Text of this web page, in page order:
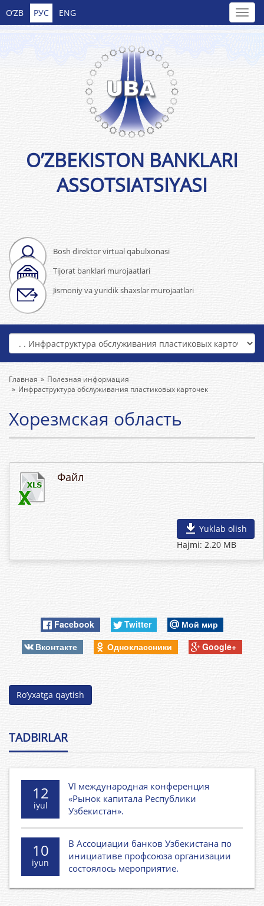
O’ZB РУС ENG
Bosh direktor virtual qabulxonasi
Tijorat banklari murojaatlari
Jismoniy va yuridik shaxslar murojaatlari
O’ZBEKISTON BANKLARI
ASSOTSIATSIYASI
Главная
Полезная информация
Инфраструктура обслуживания пластиковых карточек
Хорезмская область
Файл
Yuklab olish
Hajmi: 2.20 MB
Facebook Twitter
Мой мир
Вконтакте
Одноклассники Google+
Ro’yxatga qaytish
TADBIRLAR
12
iyul
VI международная конференция
«Рынок капитала Республики
Узбекистан».
10
iyun
В Ассоциации банков Узбекистана по
инициативе профсоюза организации
состоялось мероприятие.